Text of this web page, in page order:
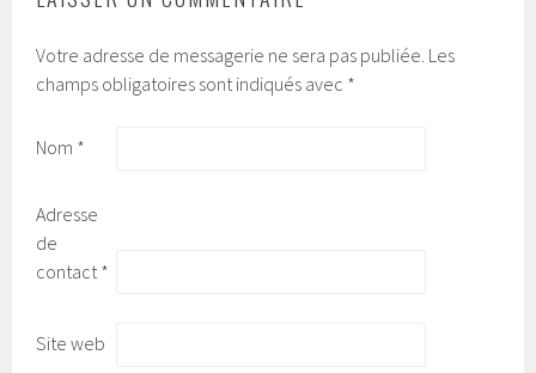
Votre adresse de messagerie ne sera pas publiée. Les
champs obligatoires sont indiqués avec *
Nom *
Adresse
de
contact *
Site web